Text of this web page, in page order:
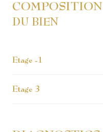
COMPOSITION
DU BIEN
Etage -1
cave
Etage 3